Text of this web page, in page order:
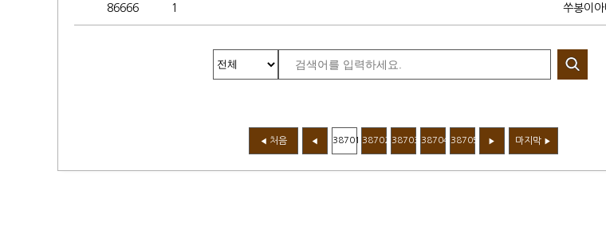
86666 1 쑤봉이아
◀ 처음 ◀ 38701 38702 38703 38704 38705 ▶ 마지막 ▶